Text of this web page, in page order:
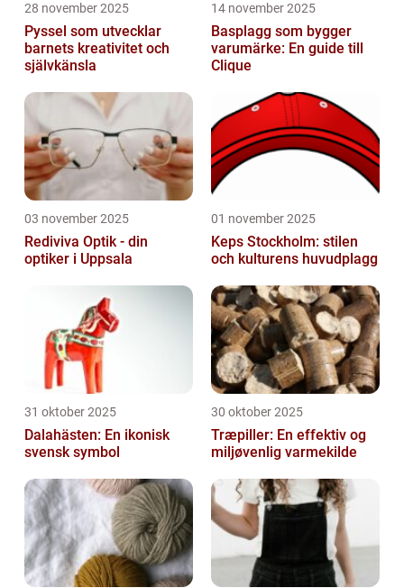
28 november 2025
Pyssel som utvecklar
barnets kreativitet och
självkänsla
14 november 2025
Basplagg som bygger
varumärke: En guide till
Clique
03 november 2025
Rediviva Optik - din
optiker i Uppsala
01 november 2025
Keps Stockholm: stilen
och kulturens huvudplagg
31 oktober 2025
Dalahästen: En ikonisk
svensk symbol
30 oktober 2025
Træpiller: En effektiv og
miljøvenlig varmekilde